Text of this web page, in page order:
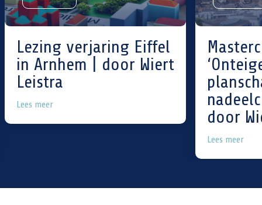
Lezing verjaring Eiffel
in Arnhem | door Wiert
Leistra
Lees meer
door
Lees meer